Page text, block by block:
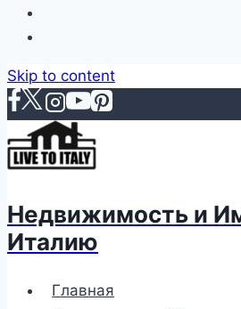
Skip to content
Недвижимость и
Италию
Главная